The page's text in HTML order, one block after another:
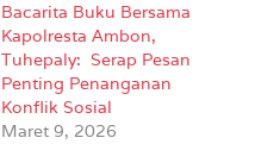
Bacarita Buku Bersama
Kapolresta Ambon,
Tuhepaly: Serap Pesan
Penting Penanganan
Konflik Sosial
Maret 9, 2026